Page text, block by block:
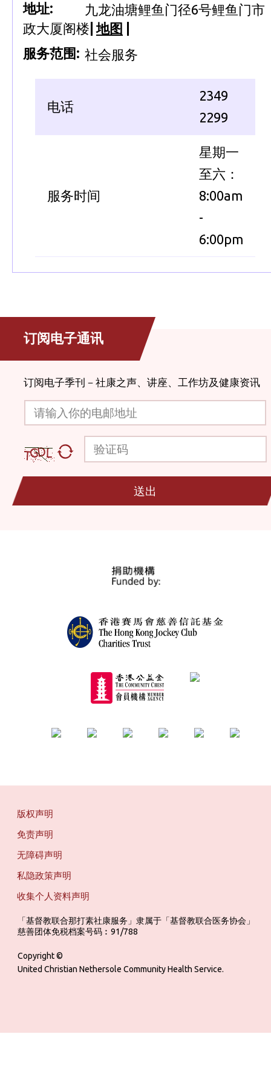
地址:
九龙油塘鲤鱼门径6号鲤鱼门市
政大厦阁楼 地图
服务范围: 社会服务
电话
2349
2299
服务时间
星期一
至六：
8:00am
-
6:00pm
订阅电子通讯
订阅电子季刊－社康之声、讲座、工作坊及健康资讯
送出
版权声明
免责声明
无障碍声明
私隐政策声明
收集个人资料声明
「基督教联合那打素社康服务」隶属于「基督教联合医务协会」
慈善团体免税档案号码︰91/788
Copyright ©
United Christian Nethersole Community Health Service.